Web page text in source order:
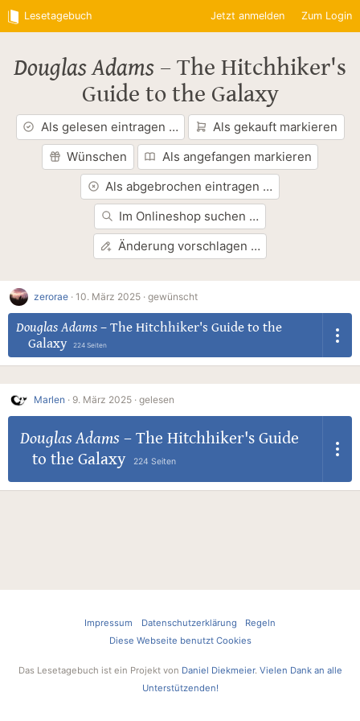
Lesetagebuch Jetzt anmelden Zum Login
Douglas Adams – The Hitchhiker's
Guide to the Galaxy
Als gelesen eintragen …
Als gekauft markieren
Wünschen
Als angefangen markieren
Als abgebrochen eintragen …
Im Onlineshop suchen …
Änderung vorschlagen …
zerorae · 10. März 2025 · gewünscht
Douglas Adams – The Hitchhiker's Guide to the
Galaxy
224 Seiten
Marlen · 9. März 2025 · gelesen
Douglas Adams – The Hitchhiker's Guide
to the Galaxy
224 Seiten
Impressum Datenschutzerklärung
Regeln
Diese Webseite benutzt Cookies
Das Lesetagebuch ist ein Projekt von Daniel Diekmeier. Vielen Dank an alle
Unterstützenden!